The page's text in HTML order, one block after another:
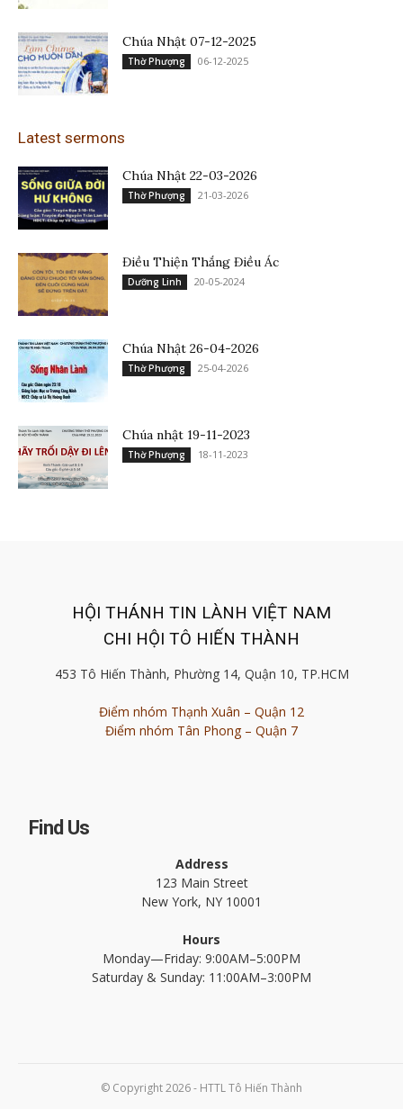
Chúa Nhật 07-12-2025
Thờ Phượng 06-12-2025
Latest sermons
Chúa Nhật 22-03-2026
Thờ Phượng 21-03-2026
Điều Thiện Thắng Điều Ác
Dưỡng Linh 20-05-2024
Chúa Nhật 26-04-2026
Thờ Phượng 25-04-2026
Chúa nhật 19-11-2023
Thờ Phượng 18-11-2023
HỘI THÁNH TIN LÀNH VIỆT NAM
CHI HỘI TÔ HIẾN THÀNH
453 Tô Hiến Thành, Phường 14, Quận 10, TP.HCM
Điểm nhóm Thạnh Xuân – Quận 12
Điểm nhóm Tân Phong – Quận 7
Find Us
Address
123 Main Street
New York, NY 10001
Hours
Monday—Friday: 9:00AM–5:00PM
Saturday & Sunday: 11:00AM–3:00PM
© Copyright 2026 - HTTL Tô Hiến Thành